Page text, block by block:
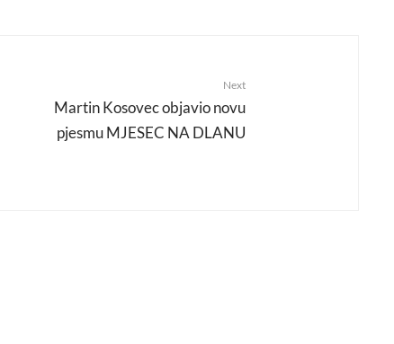
Next
Martin Kosovec objavio novu
pjesmu MJESEC NA DLANU